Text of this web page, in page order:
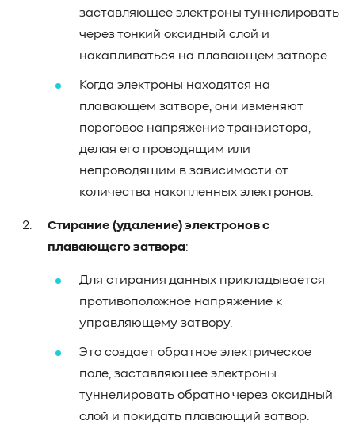
заставляющее электроны туннелировать
через тонкий оксидный слой и
накапливаться на плавающем затворе.
Когда электроны находятся на
плавающем затворе, они изменяют
пороговое напряжение транзистора,
делая его проводящим или
непроводящим в зависимости от
количества накопленных электронов.
Стирание (удаление) электронов с
плавающего затвора:
Для стирания данных прикладывается
противоположное напряжение к
управляющему затвору.
Это создает обратное электрическое
поле, заставляющее электроны
туннелировать обратно через оксидный
слой и покидать плавающий затвор.